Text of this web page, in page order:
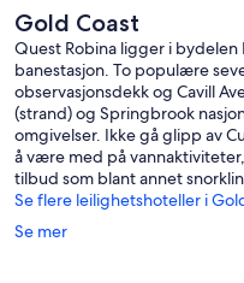
Gold Coast
Quest Robina ligger i
banestasjon. To populære
observasjonsdekk og Cavill
(strand) og Springbrook
omgivelser. Ikke gå glipp av
å være med på
tilbud som blant annet
Se flere leilighetshoteller i
Se mer